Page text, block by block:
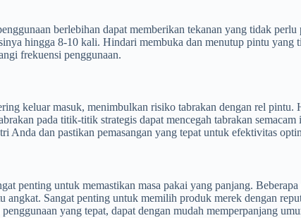
berlebihan dapat memberikan tekanan yang tidak
hingga 8-10 kali. Hindari membuka dan menutup pintu
frekuensi penggunaan.
keluar masuk, menimbulkan risiko tabrakan dengan rel
pada titik-titik strategis dapat mencegah tabrakan
Anda dan pastikan pemasangan yang tepat untuk efektivitas
penting untuk memastikan masa pakai yang panjang.
angkat. Sangat penting untuk memilih produk merek dengan
yang tepat, dapat dengan mudah memperpanjang